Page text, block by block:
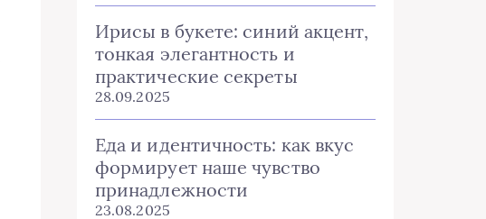
Ирисы в букете: синий акцент,
тонкая элегантность и
практические секреты
28.09.2025
Еда и идентичность: как вкус
формирует наше чувство
принадлежности
23.08.2025